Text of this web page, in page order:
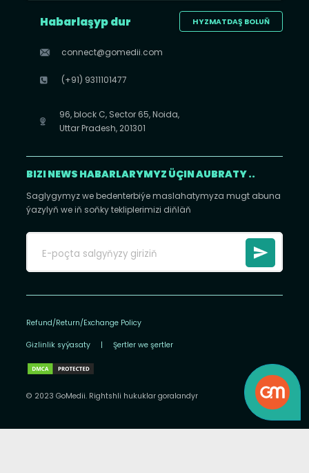
HYZMATDAŞ BOLUŇ
Habarlaşyp dur
connect@gomedii.com
(+91) 9311101477
96, block C, Sector 65, Noida,
Uttar Pradesh, 201301
BIZI NEWS HABARLARYMYZ ÜÇIN AUBRATY ..
Saglygymyz we bedenterbiýe maslahatymyza mugt abuna
ýazylyň we iň soňky tekliplerimizi diňläň
Refund/Return/Exchange Policy
Gizlinlik syýasaty | Şertler we şertler
© 2023 GoMedii. Rightshli hukuklar goralandyr